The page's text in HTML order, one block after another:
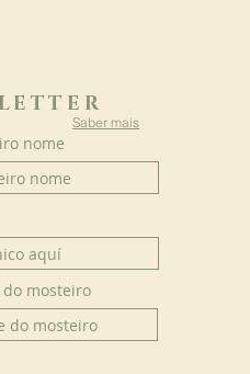
Saber mais
nome
do mosteiro